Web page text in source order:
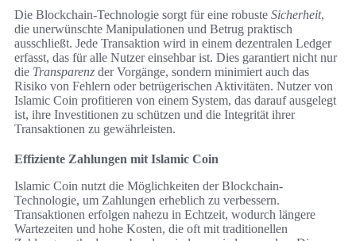
Die Blockchain-Technologie sorgt für eine robuste Sicherheit,
die unerwünschte Manipulationen und Betrug praktisch
ausschließt. Jede Transaktion wird in einem dezentralen Ledger
erfasst, das für alle Nutzer einsehbar ist. Dies garantiert nicht nur
die Transparenz der Vorgänge, sondern minimiert auch das
Risiko von Fehlern oder betrügerischen Aktivitäten. Nutzer von
Islamic Coin profitieren von einem System, das darauf ausgelegt
ist, ihre Investitionen zu schützen und die Integrität ihrer
Transaktionen zu gewährleisten.
Effiziente Zahlungen mit Islamic Coin
Islamic Coin nutzt die Möglichkeiten der Blockchain-
Technologie, um Zahlungen erheblich zu verbessern.
Transaktionen erfolgen nahezu in Echtzeit, wodurch längere
Wartezeiten und hohe Kosten, die oft mit traditionellen